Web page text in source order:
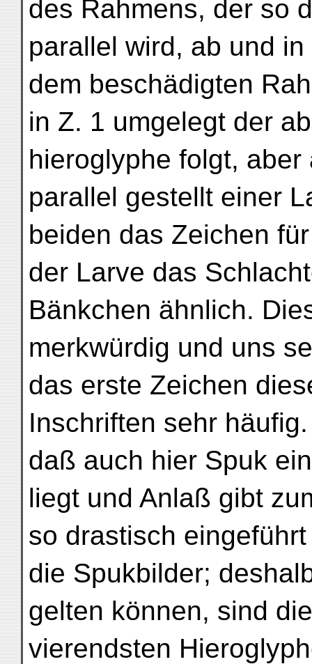
des Rahmens, der so
parallel wird, ab und
dem beschädigten
in Z. 1 umgelegt der
hieroglyphe folgt,
parallel gestellt einer
beiden das Zeichen
der Larve das
Bänkchen ähnlich.
merkwürdig und uns
das erste Zeichen
Inschriften sehr
daß auch hier Spuk
liegt und Anlaß gibt
so drastisch
die Spukbilder;
gelten können, sind
vierendsten